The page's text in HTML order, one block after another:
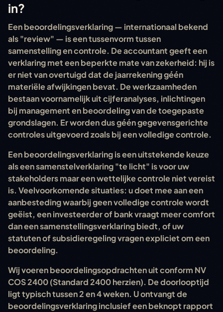
in?
Een beoordelingsverklaring — internationaal bekend
als "review" — is een tussenvorm tussen
samenstelling en controle. De accountant geeft een
verklaring met een beperkte mate van zekerheid: hij is
er niet van overtuigd dat de jaarrekening géén
materiële afwijkingen bevat. De werkzaamheden
bestaan voornamelijk uit cijferanalyses, inlichtingen
bij management en beoordeling van de toegepaste
grondslagen. Er worden dus géén gegevensgerichte
controles uitgevoerd zoals bij een volledige controle.
Een beoordelingsverklaring is een uitstekende keuze
als een samenstelverklaring "te licht" is voor uw
stakeholders maar een wettelijke controle niet vereist
is. Veelvoorkomende situaties: u doet mee aan een
aanbesteding waarbij geen volledige controle wordt
geëist, een investeerder of bank vraagt meer comfort
dan een samenstellingsverklaring biedt, of uw
statuten of subsidieregeling vragen expliciet om een
beoordeling.
Wij voeren beoordelingsopdrachten uit conform NV
COS 2400 (Standard 2400 herzien). De doorlooptijd
ligt typisch tussen 2 en 4 weken. U ontvangt de
beoordelingsverklaring inclusief een beknopt rapport